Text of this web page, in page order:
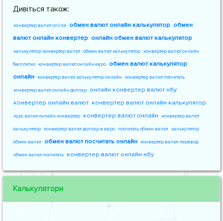
Дивіться також:
конвертер валют online обмен валют онлайн калькулятор обмен
валют онлайн конвертер онлайн обмен валют калькулятор
калькулятор конвертер валют обмен валют калькулятор конвертер валют онлайн
бесплатно конвертер валют онлайн евро обмен валют калькулятор
онлайн конвертер валют калькулятор онлайн конвертер валют посчитать
конвертер валют онлайн доллар онлайн конвертер валют нбу
конвертер онлайн валют конвертер валют онлайн калькулятор
курс валют онлайн конвертер конвертер валют онлайн конвертер валют
калькулятор конвертер валют доллар в евро посчитать обмен валют калькулятор
обмен валют обмен валют посчитать онлайн конвертер валют перевод
обмен валют посчитать конвертер валют онлайн нбу
Калькулятори